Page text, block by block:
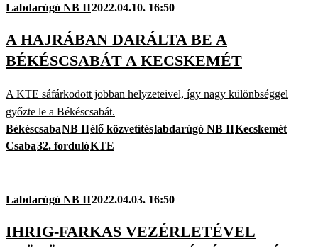
Labdarúgó NB II2022.04.10. 16:50
A HAJRÁBAN DARÁLTA BE A
BÉKÉSCSABÁT A KECSKEMÉT
A KTE sáfárkodott jobban helyzeteivel, így nagy különbséggel
győzte le a Békéscsabát.
BékéscsabaNB IIélő közvetítéslabdarúgó NB IIKecskemét
Csaba32. fordulóKTE
Labdarúgó NB II2022.04.03. 16:50
IHRIG-FARKAS VEZÉRLETÉVEL